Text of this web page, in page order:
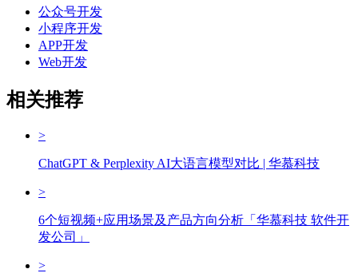
公众号开发
小程序开发
APP开发
Web开发
相关推荐
>
ChatGPT & Perplexity AI大语言模型对比 | 华慕科技
>
6个短视频+应用场景及产品方向分析「华慕科技 软件开
发公司」
>